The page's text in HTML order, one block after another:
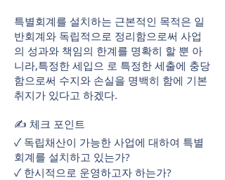
특별회계를 설치하는 근본적인 목적은 일
반회계와 독립적으로 정리함으로써 사업
의 성과와 책임의 한계를 명확히 할 뿐 아
니라,특정한 세입으 로 특정한 세출에 충당
함으로써 수지와 손실을 명백히 함에 기본
취지가 있다고 하겠다.
✍ 체크 포인트
✓ 독립채산이 가능한 사업에 대하여 특별
회계를 설치하고 있는가?
✓ 한시적으로 운영하고자 하는가?